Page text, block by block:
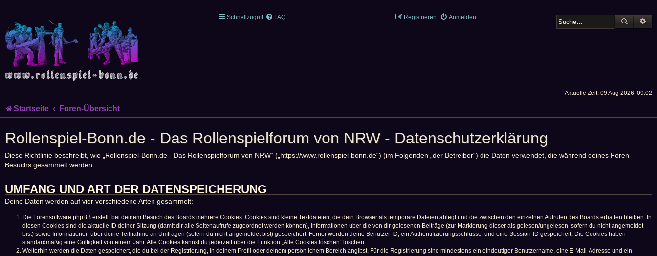
Schnellzugriff FAQ Anmelden
Registrieren
SUCHE
Startseite Foren-Übersicht
Aktuelle Zeit: 09 Aug 2026, 09:02
Rollenspiel-Bonn.de - Das Rollenspielforum von NRW - Datenschutzerklärung
Diese Richtlinie beschreibt, wie „Rollenspiel-Bonn.de - Das Rollenspielforum von NRW“ („https://www.rollenspiel-bonn.de“) (im Folgenden „der Betreiber“) die Daten verwendet, die während deines Foren-
Besuchs gesammelt werden.
UMFANG UND ART DER DATENSPEICHERUNG
Deine Daten werden auf vier verschiedene Arten gesammelt:
Die Forensoftware phpBB erstellt bei deinem Besuch des Boards mehrere Cookies. Cookies sind kleine Textdateien, die dein Browser als temporäre Dateien ablegt und die zwischen den einzelnen Aufrufen des Boards erhalten bleiben. In
diesen Cookies sind die aktuelle ID deiner Sitzung (damit dir alle Seitenaufrufe zugeordnet werden können), Informationen über die von dir gelesenen Beiträge (zur Markierung dieser als gelesen/ungelesen; sofern du nicht angemeldet
bist) sowie Informationen über deine Teilnahme an Umfragen (sofern du nicht angemeldet bist) gespeichert. Ferner werden deine Benutzer-ID, ein Authentifizierungsschlüssel und eine Session-ID gespeichert. Die Cookies haben
standardmäßig eine Gültigkeit von einem Jahr. Alle Cookies kannst du jederzeit über die Funktion „Alle Cookies löschen“ löschen.
Weiterhin werden die Daten gespeichert, die du bei der Registrierung, in deinem Profil oder deinem persönlichem Bereich angibst. Für die Registrierung sind mindestens ein eindeutiger Benutzername, eine E-Mail-Adresse und ein